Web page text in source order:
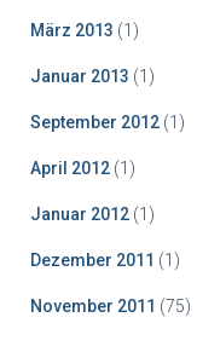
März 2013 (1)
Januar 2013 (1)
September 2012 (1)
April 2012 (1)
Januar 2012 (1)
Dezember 2011 (1)
November 2011 (75)